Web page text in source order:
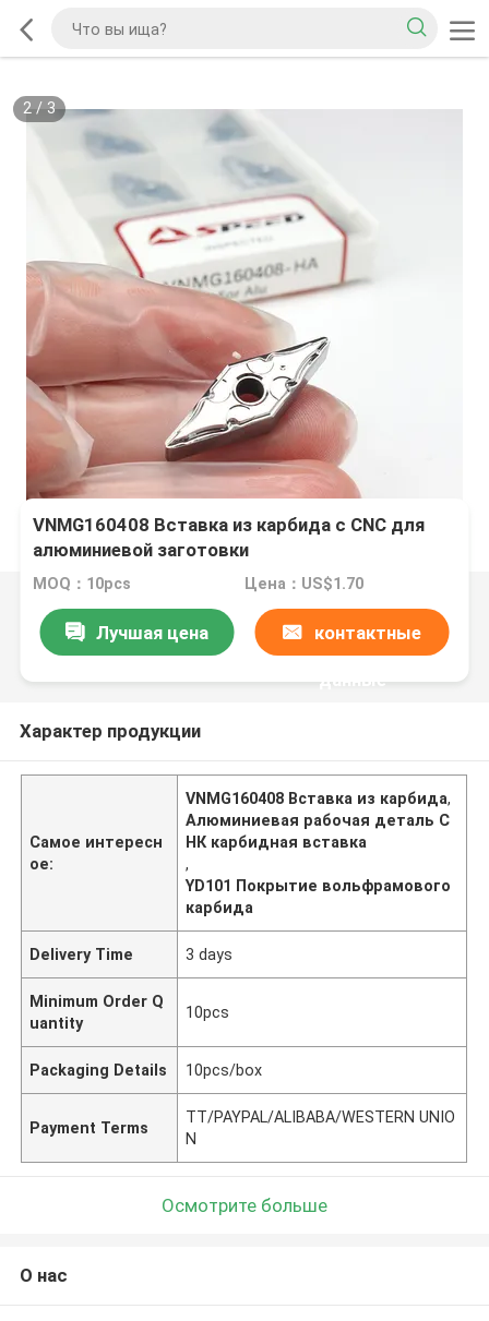
2/ 3
VNMG160408 Вставка из карбида с CNC для
алюминиевой заготовки
MOQ：10pcs Цена：US$1.70
Лучшая цена контактные
данные
Характер продукции
Самое интересн
ое:
VNMG160408 Вставка из карбида,
Алюминиевая рабочая деталь С
НК карбидная вставка
,
YD101 Покрытие вольфрамового
карбида
Delivery Time 3 days
Minimum Order Q
uantity
10pcs
Packaging Details 10pcs/box
Payment Terms
TT/PAYPAL/ALIBABA/WESTERN UNIO
N
Осмотрите больше
О нас